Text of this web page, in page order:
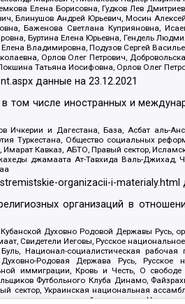
Елена Борисовна, Гудков Лев
Блинушов Андрей Юрьевич, Мосин
Баженова Светлана Куприяновна,
Буртина Елена Юрьевна, Гендель
Владимировна, Подузов Сергей
Орлов Олег Петрович,
Татьяна Иосифовна, Орлов Олег
данные на23.12.2021
том числе иностранных и
и Дагестана, База, Асбат аль-
Туркестана, Общество социальных
Кавказ, АБТО, Правый сектор,
джамаата Ат-Тавхида Валь-Джихад,
organizacii-i-materialy.html
организаций в
Духовно Родовой Державы
Свидетели Иеговы, Русское
Национал-социалистическая
Родовая Держава Русь, Русское
иммиграции, Кровь и Честь, О
Футбольного Клуба Динамо,
сектор, Украинская национальная
последователей инглиизма,